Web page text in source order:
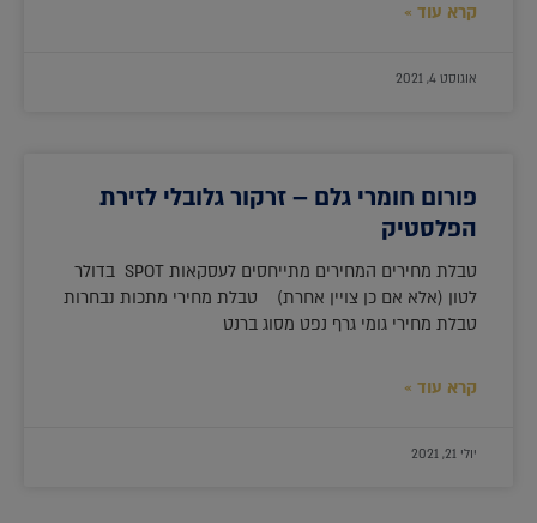
קרא עוד »
אוגוסט 4, 2021
פורום חומרי גלם – זרקור גלובלי לזירת
הפלסטיק
טבלת מחירים המחירים מתייחסים לעסקאות SPOT בדולר
לטון (אלא אם כן צויין אחרת) טבלת מחירי מתכות נבחרות
טבלת מחירי גומי גרף נפט מסוג ברנט
קרא עוד »
יולי 21, 2021